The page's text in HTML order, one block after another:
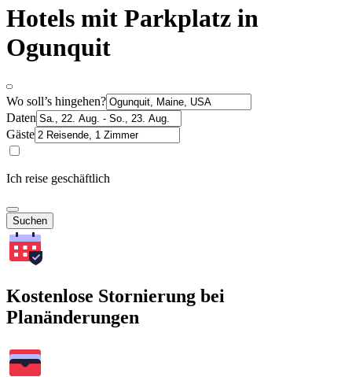
Hotels mit Parkplatz in
Ogunquit
Wo soll’s hingehen?
Daten
Gäste
Ich reise geschäftlich
Suchen
Kostenlose Stornierung bei
Planänderungen